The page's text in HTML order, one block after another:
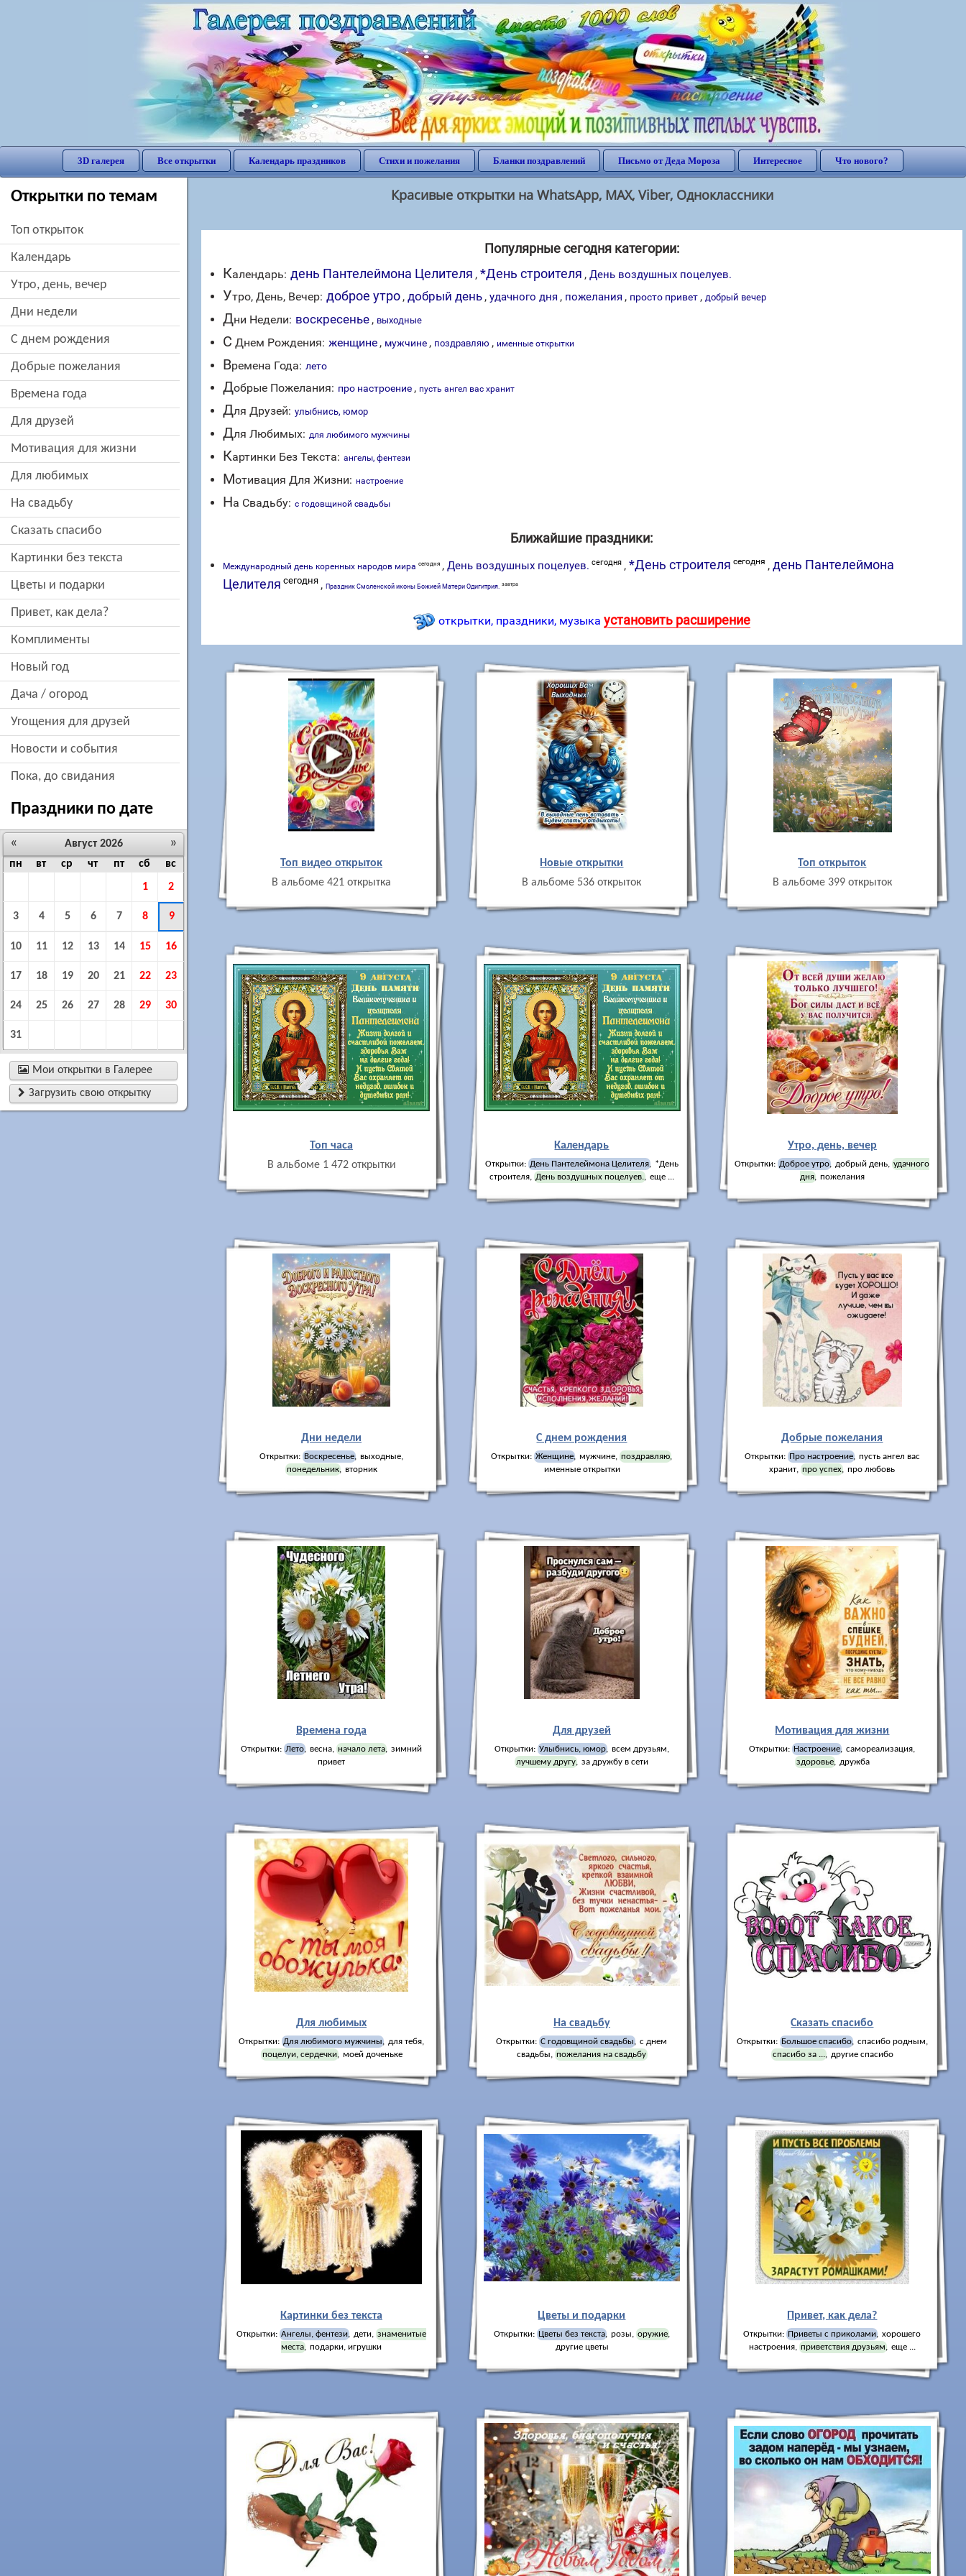
3D галерея Все открытки Календарь праздников Стихи и пожелания Бланки поздравлений Письмо от Деда Мороза Интересное Что нового?
Открытки по темам
Топ открыток
Календарь
утро, день, вечер
дни недели
c днем рождения
добрые пожелания
времена года
для друзей
мотивация для жизни
для любимых
на свадьбу
сказать спасибо
картинки без текста
цветы и подарки
привет, как дела?
комплименты
новый год
дача / огород
угощения для друзей
новости и события
пока, до свидания
Праздники по дате
« »
Август 2026
пн
вт ср чт пт сб
вс
1
2
3 4 5 6 7 8 9
10 11 12 13 14 15 16
17 18 19 20 21 22 23
24 25 26 27 28 29 30
31
 Мои открытки в Галерее
 Загрузить свою открытку
Красивые открытки на WhatsApp, MAX, Viber, Одноклассники
Популярные сегодня категории:
Календарь: день Пантелеймона Целителя ,*День строителя ,День воздушных поцелуев.
Утро, День, Вечер: доброе утро ,добрый день ,удачного дня , пожелания , просто привет ,добрый вечер
Дни Недели: воскресенье , выходные
C Днем Рождения: женщине , мужчине , поздравляю , именные открытки
Времена Года: лето
Добрые Пожелания: про настроение , пусть ангел вас хранит
Для Друзей: улыбнись, юмор
Для Любимых: для любимого мужчины
Картинки Без Текста: ангелы, фентези
Мотивация Для Жизни: настроение
На Свадьбу: с годовщиной свадьбы
Ближайшие праздники:
Международный день коренных народов мира сегодня ,День воздушных поцелуев. сегодня ,*День строителя сегодня ,день Пантелеймона
Целителя сегодня ,Праздник Смоленской иконы Божией Матери Одигитрия. завтра
открытки, праздники, музыка установить расширение
Топ видео открыток
В альбоме 421 открытка
Новые открытки
В альбоме 536 открыток
Топ открыток
В альбоме 399 открыток
Топ часа
В альбоме 1 472 открытки
Календарь
Открытки: День Пантелеймона Целителя, *День
строителя, День воздушных поцелуев., еще ...
Утро, день, вечер
Открытки:Доброе утро, добрый день,удачного
дня, пожелания
Дни недели
Открытки: Воскресенье, выходные,
понедельник, вторник
C днем рождения
Открытки:Женщине, мужчине,поздравляю,
именные открытки
Добрые пожелания
Открытки: Про настроение, пусть ангел вас
хранит,про успех, про любовь
Времена года
Открытки: Лето, весна, начало лета, зимний
привет
Для друзей
Открытки: Улыбнись, юмор, всем друзьям,
лучшему другу, за дружбу в сети
Мотивация для жизни
Открытки:Настроение, самореализация,
здоровье, дружба
Для любимых
Открытки: Для любимого мужчины, для тебя,
поцелуи, сердечки, моей доченьке
На свадьбу
Открытки:С годовщиной свадьбы, с днем
свадьбы,пожелания на свадьбу
Сказать спасибо
Открытки: Большое спасибо, спасибо родным,
спасибо за ..., другие спасибо
Картинки без текста
Открытки: Ангелы, фентези, дети, знаменитые
места, подарки, игрушки
Цветы и подарки
Открытки: Цветы без текста, розы, оружие,
другие цветы
Привет, как дела?
Открытки:Приветы с приколами, хорошего
настроения, приветствия друзьям, еще ...